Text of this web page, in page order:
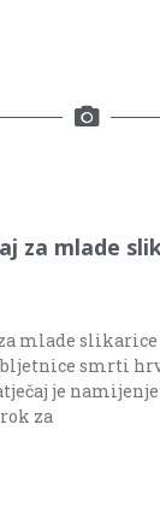
za mlade
mlade slikarice
smrti
je
za